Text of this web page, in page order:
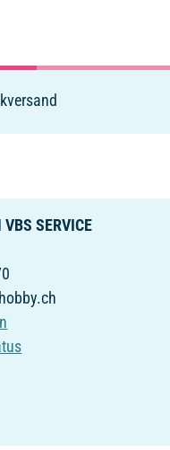
SERVICE